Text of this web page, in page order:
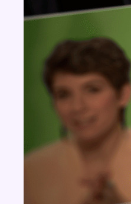
Aucun concours pour le moment